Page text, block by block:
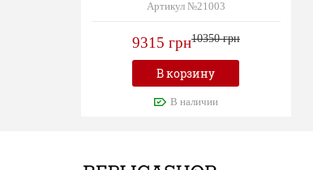
Артикул №21003
9315 грн10350 грн
В корзину
В наличии